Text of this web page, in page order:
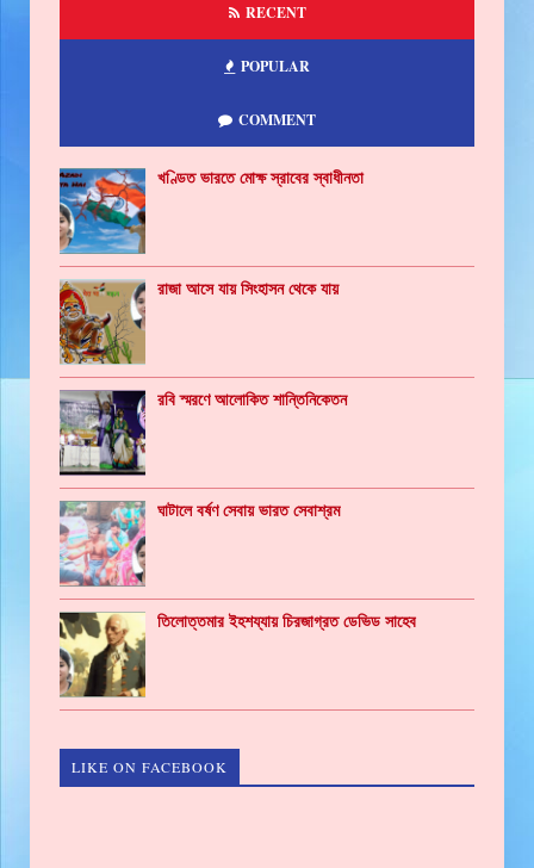
RECENT
POPULAR
COMMENT
খণ্ডিত ভারতে মোক্ষ স্রাবের স্বাধীনতা
রাজা আসে যায় সিংহাসন থেকে যায়
রবি স্মরণে আলোকিত শান্তিনিকেতন
ঘাটালে বর্ষণ সেবায় ভারত সেবাশ্রম
তিলোত্তমার ইহশয্যায় চিরজাগ্রত ডেভিড সাহেব
LIKE ON FACEBOOK